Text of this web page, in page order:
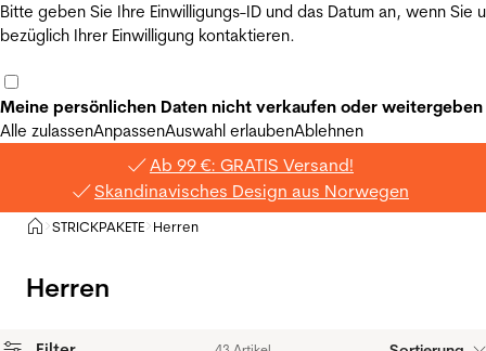
Bitte geben Sie Ihre Einwilligungs-ID und das Datum an, wenn Sie
bezüglich Ihrer Einwilligung kontaktieren.
Meine persönlichen Daten nicht verkaufen oder weitergeben
Alle zulassenAnpassenAuswahl erlaubenAblehnen
Ab 99 €: GRATIS Versand!
Skandinavisches Design aus Norwegen
Privat
>STRICKPAKETE >Herren
Herren